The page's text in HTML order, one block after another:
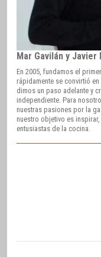
Mar Gavilán y Javier
En 2005, fundamos el
rápidamente se convirtió
dimos un paso adelante y
independiente. Para
nuestras pasiones por la
nuestro objetivo es
entusiastas de la cocina.